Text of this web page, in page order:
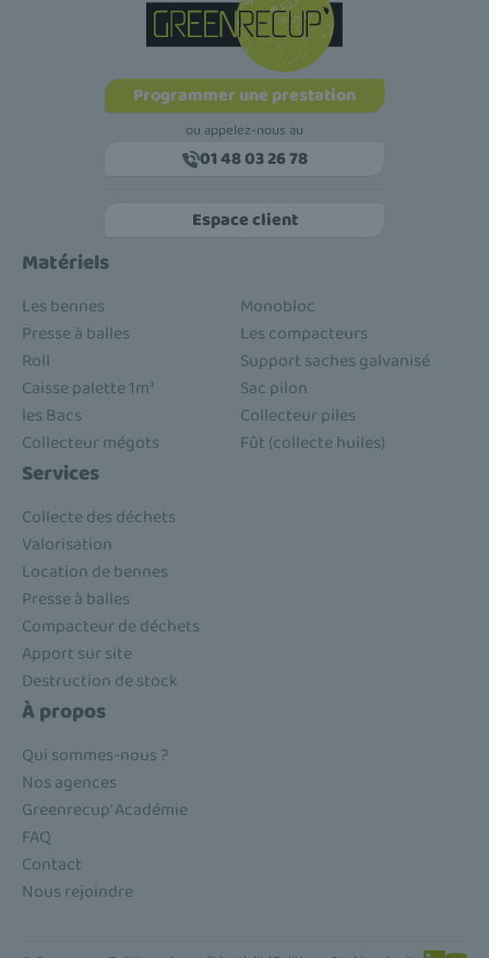
Programmer une prestation
ou appelez-nous au
01 48 03 26 78
Espace client
Matériels
Les bennes
Monobloc
Presse à balles
Les compacteurs
Roll
Support saches galvanisé
Caisse palette 1m³
Sac pilon
les Bacs
Collecteur piles
Collecteur mégots
Fût (collecte huiles)
Services
Collecte des déchets
Valorisation
Location de bennes
Presse à balles
Compacteur de déchets
Apport sur site
Destruction de stock
À propos
Qui sommes-nous ?
Nos agences
Greenrecup' Académie
FAQ
Contact
Nous rejoindre